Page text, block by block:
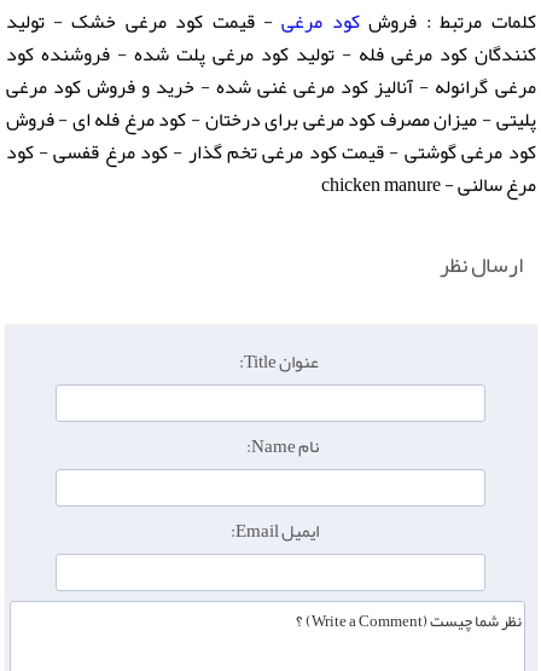
کلمات مرتبط : فروشکود مرغی- قیمت کود مرغی خشک - تولید
کنندگان کود مرغی فله - تولید کود مرغی پلت شده - فروشنده کود
مرغی گرانوله - آنالیز کود مرغی غنی شده - خرید و فروش کود مرغی
پلیتی - میزان مصرف کود مرغی برای درختان - کود مرغ فله ای - فروش
کود مرغی گوشتی - قیمت کود مرغی تخم گذار - کود مرغ قفسی - کود
مرغ سالنی - chicken manure
ارسال نظر
عنوان Title:
نام Name:
ایمیل Email: